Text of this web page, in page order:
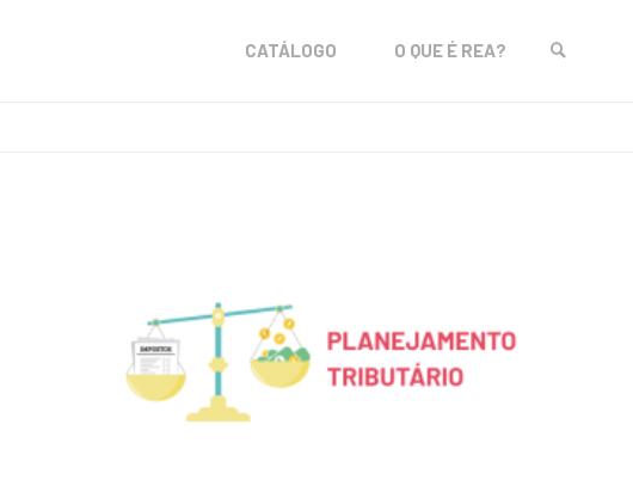
CATÁLOGO O QUE É REA?